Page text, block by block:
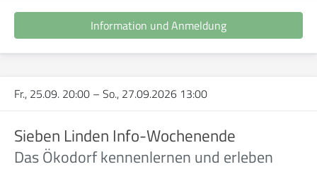
Information und Anmeldung
Fr., 25.09. 20:00 – So., 27.09.2026 13:00
Sieben Linden Info-Wochenende
Das Ökodorf kennenlernen und erleben